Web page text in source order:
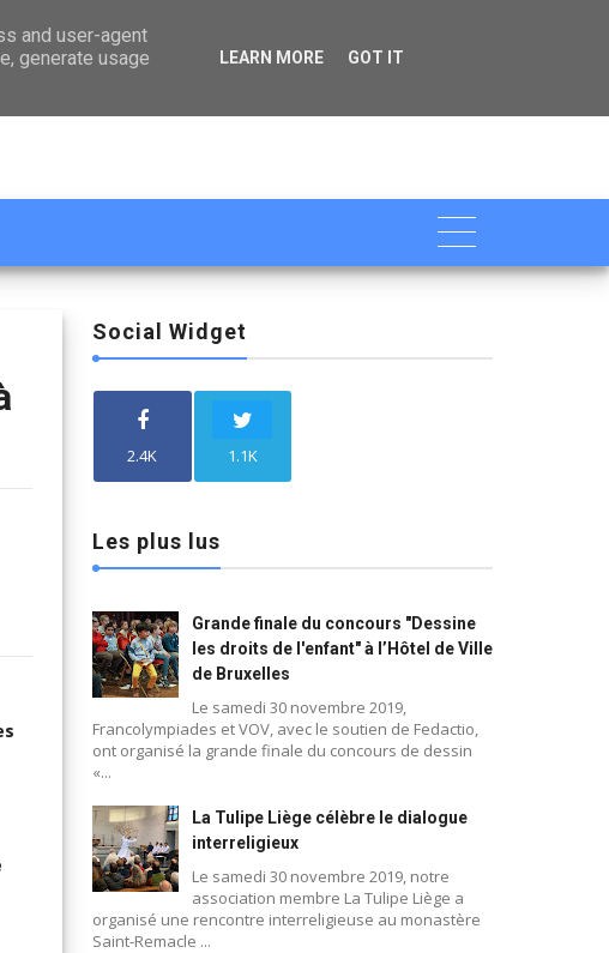
Social Widget
2.4K 1.1K
Les plus lus
Grande finale du concours "Dessine
les droits de l'enfant" à l’Hôtel de Ville
de Bruxelles
Le samedi 30 novembre 2019,
Francolympiades et VOV, avec le soutien de Fedactio,
ont organisé la grande finale du concours de dessin
«...
La Tulipe Liège célèbre le dialogue
interreligieux
Le samedi 30 novembre 2019, notre
association membre La Tulipe Liège a
organisé une rencontre interreligieuse au monastère
Saint-Remacle ...
and user-agent
generate usage
LEARN MORE GOT IT